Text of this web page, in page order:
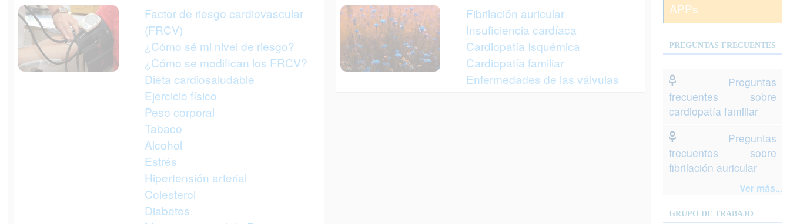
Factor de riesgo cardiovascular
(FRCV)
¿Cómo sé mi nivel de riesgo?
¿Cómo se modifican los FRCV?
Dieta cardiosaludable
Ejercicio físico
Peso corporal
Tabaco
Alcohol
Estrés
Hipertensión arterial
Colesterol
Diabetes
Fibrilación auricular
Insuficiencia cardíaca
Cardiopatía Isquémica
Cardiopatía familiar
Enfermedades de las válvulas
APPs
PREGUNTAS FRECUENTES
Preguntas
frecuentes sobre
cardiopatía familiar
Preguntas
frecuentes sobre
fibrilación auricular
Ver más...
GRUPO DE TRABAJO